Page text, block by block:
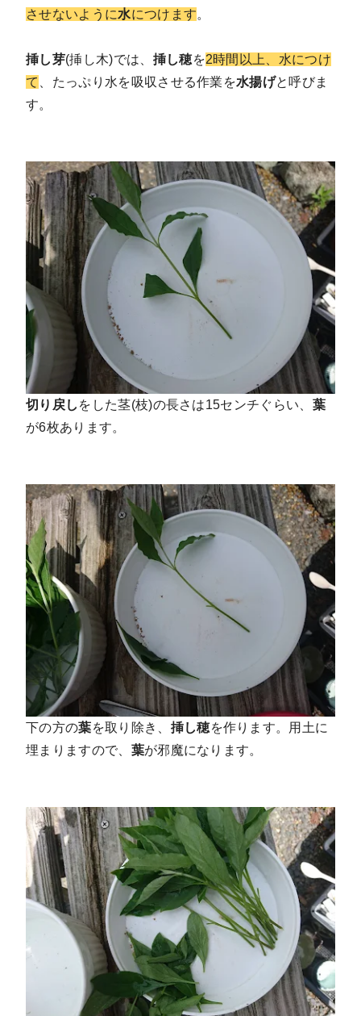
させないように水につけます。
挿し芽(挿し木)では、 挿し穂を2時間以上、水につけ
て
、たっぷり水を吸収させる作業を水揚げと呼びま
す。
切り戻し をした茎(枝)の長さは15センチぐらい、 葉
が6枚あります。
下の方の葉を取り除き、 挿し穂を作ります。用土に
埋まりますので、 葉が邪魔になります。